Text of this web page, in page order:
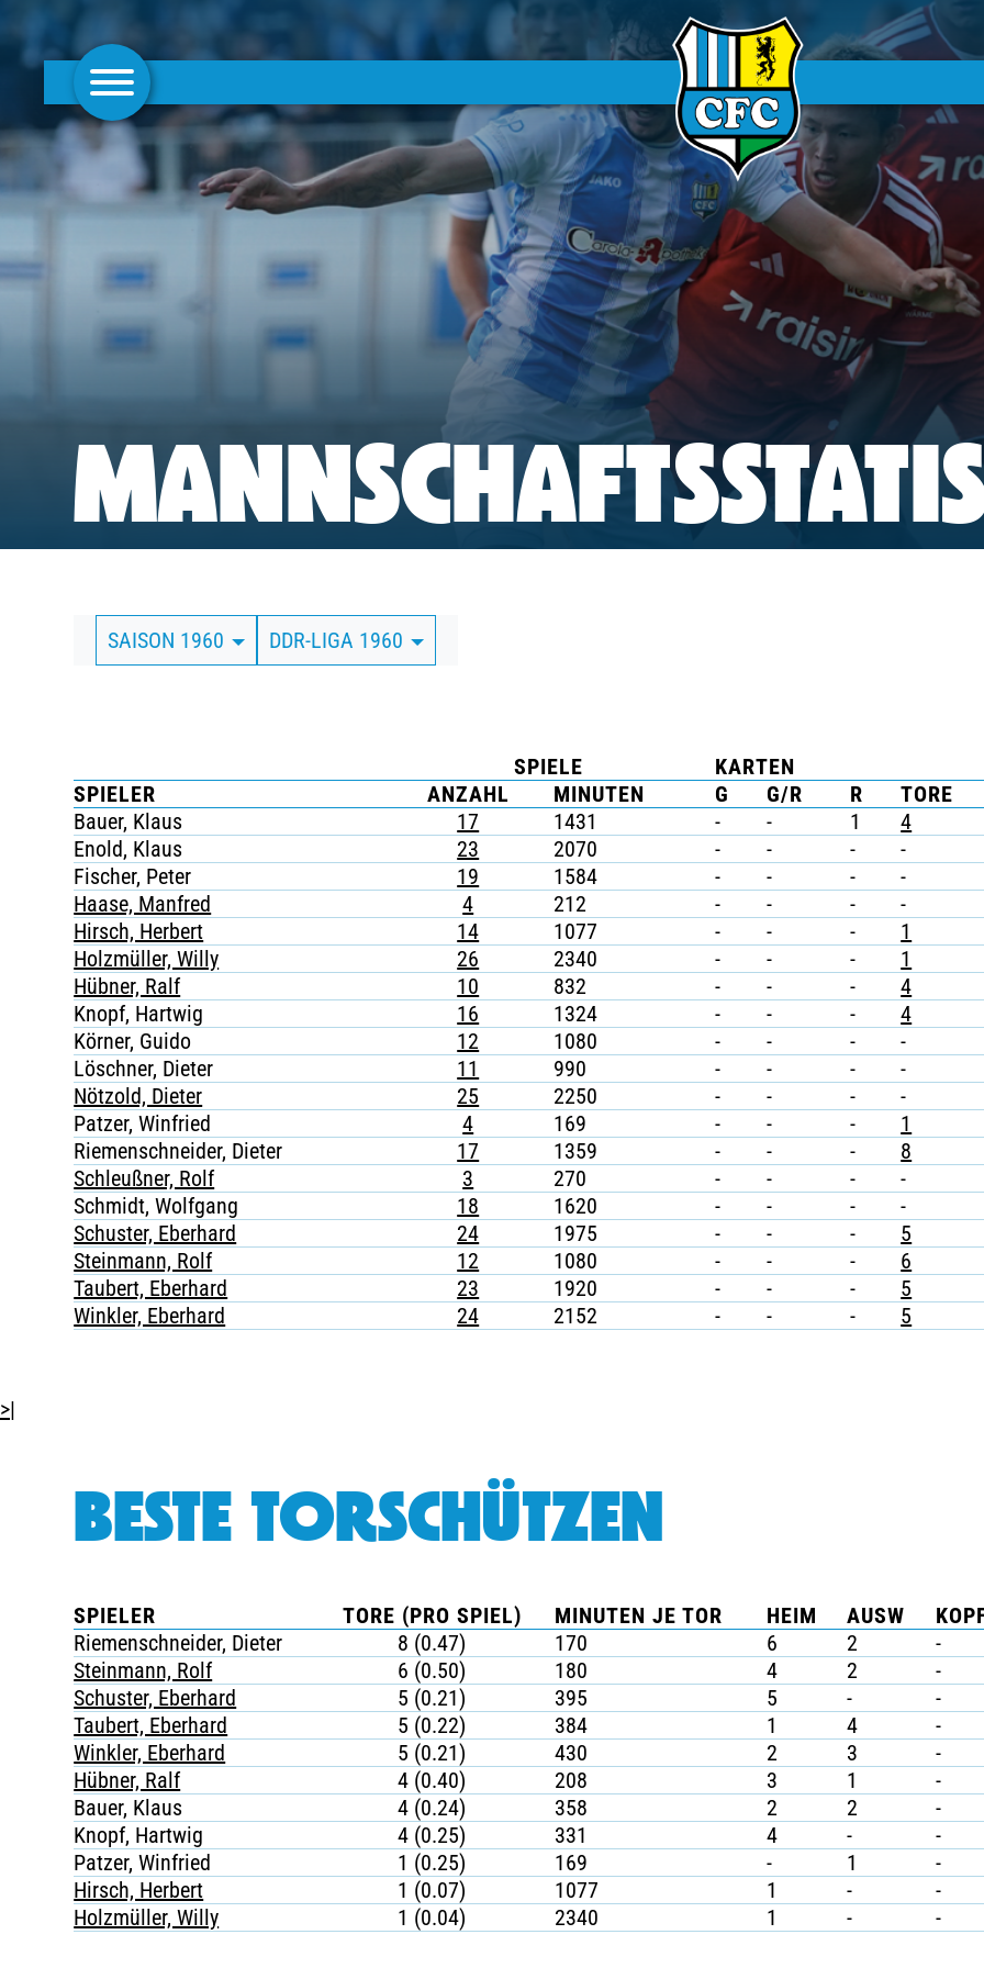
AKTUELLES
FRAUEN
CLUBMITGLIEDSCHAFT
BUSINESS
SÜDKURVE
TICKETING
SAISON 1960 DDR-LIGA 1960
SPIELE
KARTEN
SPIELER
ANZAHL MINUTEN G G/R R
TORE
Bauer, Klaus
17 1431 - - 1
4
Enold, Klaus
23 2070 - - -
-
Fischer, Peter
19 1584 - - -
-
Haase, Manfred
4 212 - - -
-
Hirsch, Herbert
14 1077 - - -
1
Holzmüller, Willy
26 2340 - - -
1
Hübner, Ralf
10 832 - - -
4
Knopf, Hartwig
16 1324 - - -
4
Körner, Guido
12 1080 - - -
-
Löschner, Dieter
11 990 - - -
-
Nötzold, Dieter
25 2250 - - -
-
Patzer, Winfried
4 169 - - -
1
Riemenschneider, Dieter
17 1359 - - -
8
Schleußner, Rolf
3 270 - - -
-
Schmidt, Wolfgang
18 1620 - - -
-
Schuster, Eberhard
24 1975 - - -
5
Steinmann, Rolf
12 1080 - - -
6
Taubert, Eberhard
23 1920 - - -
5
Winkler, Eberhard
24 2152 - - - 5
>|
BESTE TORSCHÜTZEN
SPIELER TORE (PRO SPIEL) MINUTEN JE TOR HEIM AUSW
Riemenschneider, Dieter
8 (0.47) 170 6 2
-
Steinmann, Rolf
6 (0.50) 180 4 2
-
Schuster, Eberhard
5 (0.21) 395 5 -
-
Taubert, Eberhard
5 (0.22) 384 1 4
-
Winkler, Eberhard
5 (0.21) 430 2 3
-
Hübner, Ralf
4 (0.40) 208 3 1
-
Bauer, Klaus
4 (0.24) 358 2 2
-
Knopf, Hartwig
4 (0.25) 331 4 -
-
Patzer, Winfried
1 (0.25) 169 - 1
-
Hirsch, Herbert
1 (0.07) 1077 1 -
-
Holzmüller, Willy
1 (0.04) 2340 1 - -